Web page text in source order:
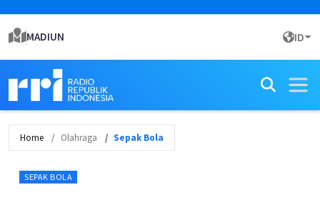
MADIUN ID
Home Olahraga Sepak Bola
SEPAK BOLA